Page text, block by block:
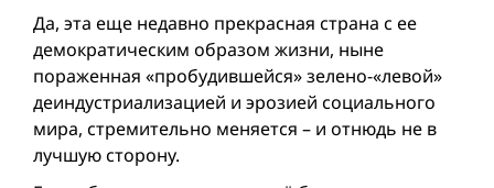
Да, эта еще недавно прекрасная страна с ее
демократическим образом жизни, ныне
пораженная «пробудившейся» зелено-«левой»
деиндустриализацией и эрозией социального
мира, стремительно меняется – и отнюдь не в
лучшую сторону.